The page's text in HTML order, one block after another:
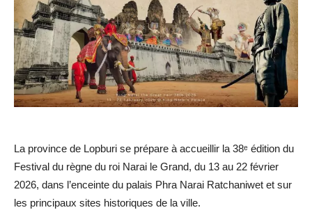
La province de Lopburi se prépare à accueillir la 38ᵉ édition du
Festival du règne du roi Narai le Grand, du 13 au 22 février
2026, dans l’enceinte du palais Phra Narai Ratchaniwet et sur
les principaux sites historiques de la ville.